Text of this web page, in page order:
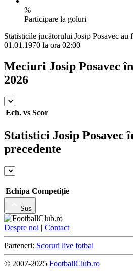
%
Participare la goluri
Statisticile jucătorului Josip Posavec au
01.01.1970 la ora 02:00
Meciuri Josip Posavec
2026
Ech. vs Scor
Statistici Josip Posavec
precedente
Echipa Competiție
Sus
Despre noi | Contact
Parteneri: Scoruri live fotbal
© 2007-2025 FootballClub.ro